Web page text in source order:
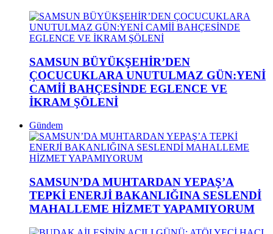
SAMSUN BÜYÜKŞEHİR’DEN
ÇOCUCUKLARA UNUTULMAZ GÜN:YENİ
CAMİİ BAHÇESİNDE EGLENCE VE
İKRAM ŞÖLENİ
Gündem
SAMSUN’DA MUHTARDAN YEPAŞ’A
TEPKİ ENERJİ BAKANLIĞINA SESLENDİ
MAHALLEME HİZMET YAPAMIYORUM